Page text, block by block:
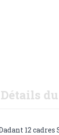
Détails
12